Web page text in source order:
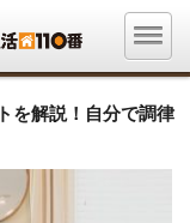
を解説！自分で調律